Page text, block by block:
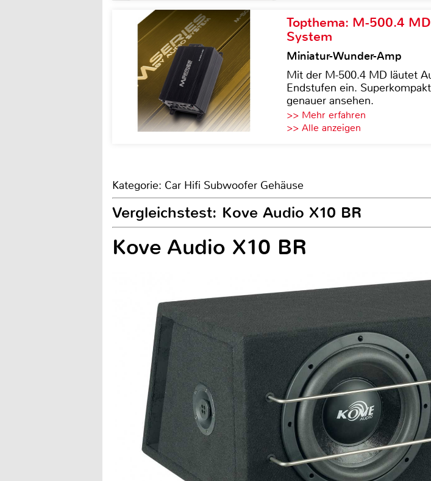
Topthema: M-500.4
System
Miniatur-Wunder-Amp
Mit der M-500.4 MD läutet
Endstufen ein.
genauer ansehen.
>> Mehr erfahren
>> Alle anzeigen
Kategorie: Car Hifi Subwoofer Gehäuse
Vergleichstest: Kove Audio X10 BR
Kove Audio X10 BR